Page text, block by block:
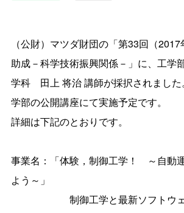
（公財）マツダ財団の「第33回（
助成－科学技術振興関係－」に、工
学科 田上 将治 講師が採択されました
学部の公開講座にて実施予定です。
詳細は下記のとおりです。
事業名：「体験，制御工学！ ～自動
よう～」
制御工学と最新ソフトウェア